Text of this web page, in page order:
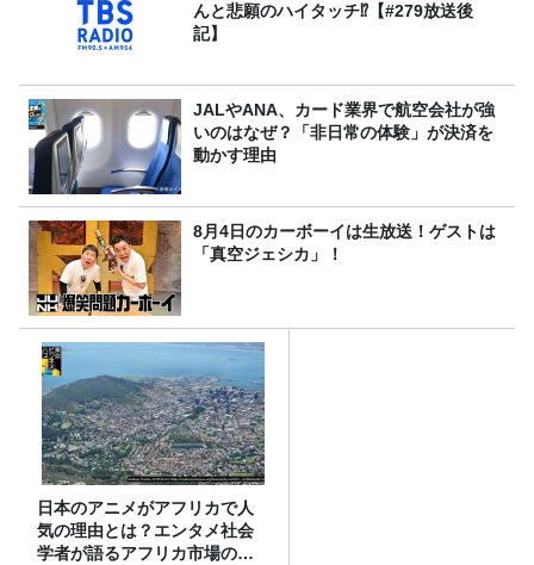
んと悲願のハイタッチ⁉【#279放送後
記】
JALやANA、カード業界で航空会社が強
いのはなぜ？「非日常の体験」が決済を
動かす理由
8月4日のカーボーイは生放送！ゲストは
「真空ジェシカ」！
日本のアニメがアフリカで人
気の理由とは？エンタメ社会
学者が語るアフリカ市場のリ